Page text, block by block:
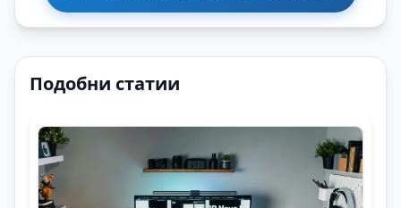
Подобни статии